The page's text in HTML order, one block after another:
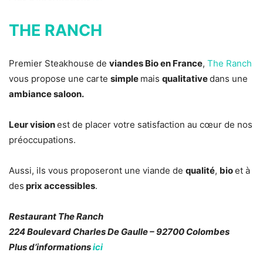
THE RANCH
Premier Steakhouse de viandes Bio en France, The Ranch
vous propose une carte simple mais qualitativedans une
ambiance saloon.
Leur visionest de placer votre satisfaction au cœur de nos
préoccupations.
Aussi, ils vous proposeront une viande de qualité, bioet à
des prix accessibles.
Restaurant The Ranch
224 Boulevard Charles De Gaulle – 92700 Colombes
Plus d’informationsici